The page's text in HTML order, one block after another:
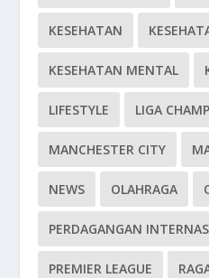
KESEHATAN
KESEHATAN MENTAL
LIFESTYLE LIGA
MANCHESTER CITY
NEWS OLAHRAGA
PERDAGANGAN
PREMIER LEAGUE